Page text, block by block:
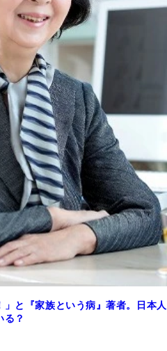
」と『家族という病』著者。日本人
る？